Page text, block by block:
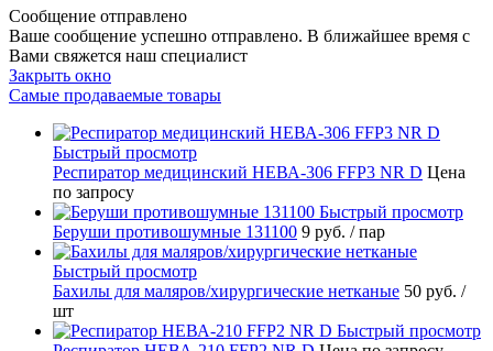
Сообщение отправлено
Ваше сообщение успешно отправлено. В ближайшее время с
Вами свяжется наш специалист
Закрыть окно
Самые продаваемые товары
Быстрый просмотр
Респиратор медицинский НЕВА-306 FFP3 NR D Цена
по запросу
Быстрый просмотр
Беруши противошумные 131100 9 руб. / пар
Быстрый просмотр
Бахилы для маляров/хирургические нетканые 50 руб. /
шт
Быстрый просмотр